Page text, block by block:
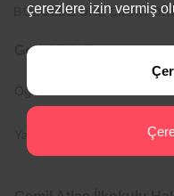
BÖLGEDE ÖNE ÇIKAN
Genel Bilgiler
Öğlenci Okul Saatleri:
çerezlere izin vermiş